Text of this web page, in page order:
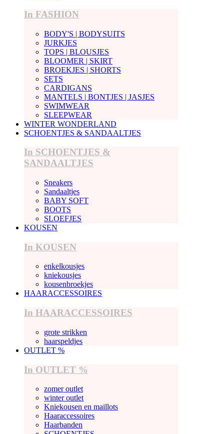
In FASHION
BODY'S | BODYSUITS
JURKJES
TOPS | BLOUSJES
BLOOMER | SKIRT
BROEKJES | SHORTS
SETS
CARDIGANS
MANTELS | BONTJES | JASJES
SWIMWEAR
SLEEPWEAR
WINTER WONDERLAND
SCHOENTJES & SANDAALTJES
In SCHOENTJES &
SANDAALTJES
Sneakers
Sandaaltjes
BABY SOFT
BOOTS
SLOEFJES
KOUSEN
In KOUSEN
enkelkousjes
kniekousjes
kousenbroekjes
HAARACCESSOIRES
In HAARACCESSOIRES
grote strikken
haarspeldjes
OUTLET %
In OUTLET %
zomer outlet
winter outlet
Kniekousen en maillots
Haaraccessoires
Haarbanden